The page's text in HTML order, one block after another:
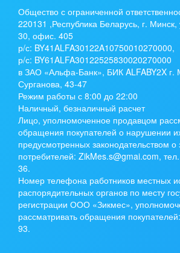
Общество с ограниченной
220131 ,Республика Беларусь, г.
30, офис. 405
р/с: BY41ALFA30122A10750010270000,
р/с: BY61ALFA30122525830020270000
в ЗАО «Альфа-Банк», БИК ALFABY2X г.
Сурганова, 43-47
Режим работы с 8:00 до 22:00
Наличный, безналичный расчет
Лицо, уполномоченное продавцом
обращения покупателей о нарушении
предусмотренных законодательством
потребителей: ZikMes.s@gmai.com,
36.
Номер телефона работников местных
распорядительных органов по месту
регистрации ООО «Зикмес»,
рассматривать обращения
93.